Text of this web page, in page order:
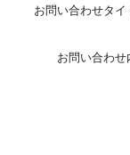
お問い合わせタイ
お問い合わせ